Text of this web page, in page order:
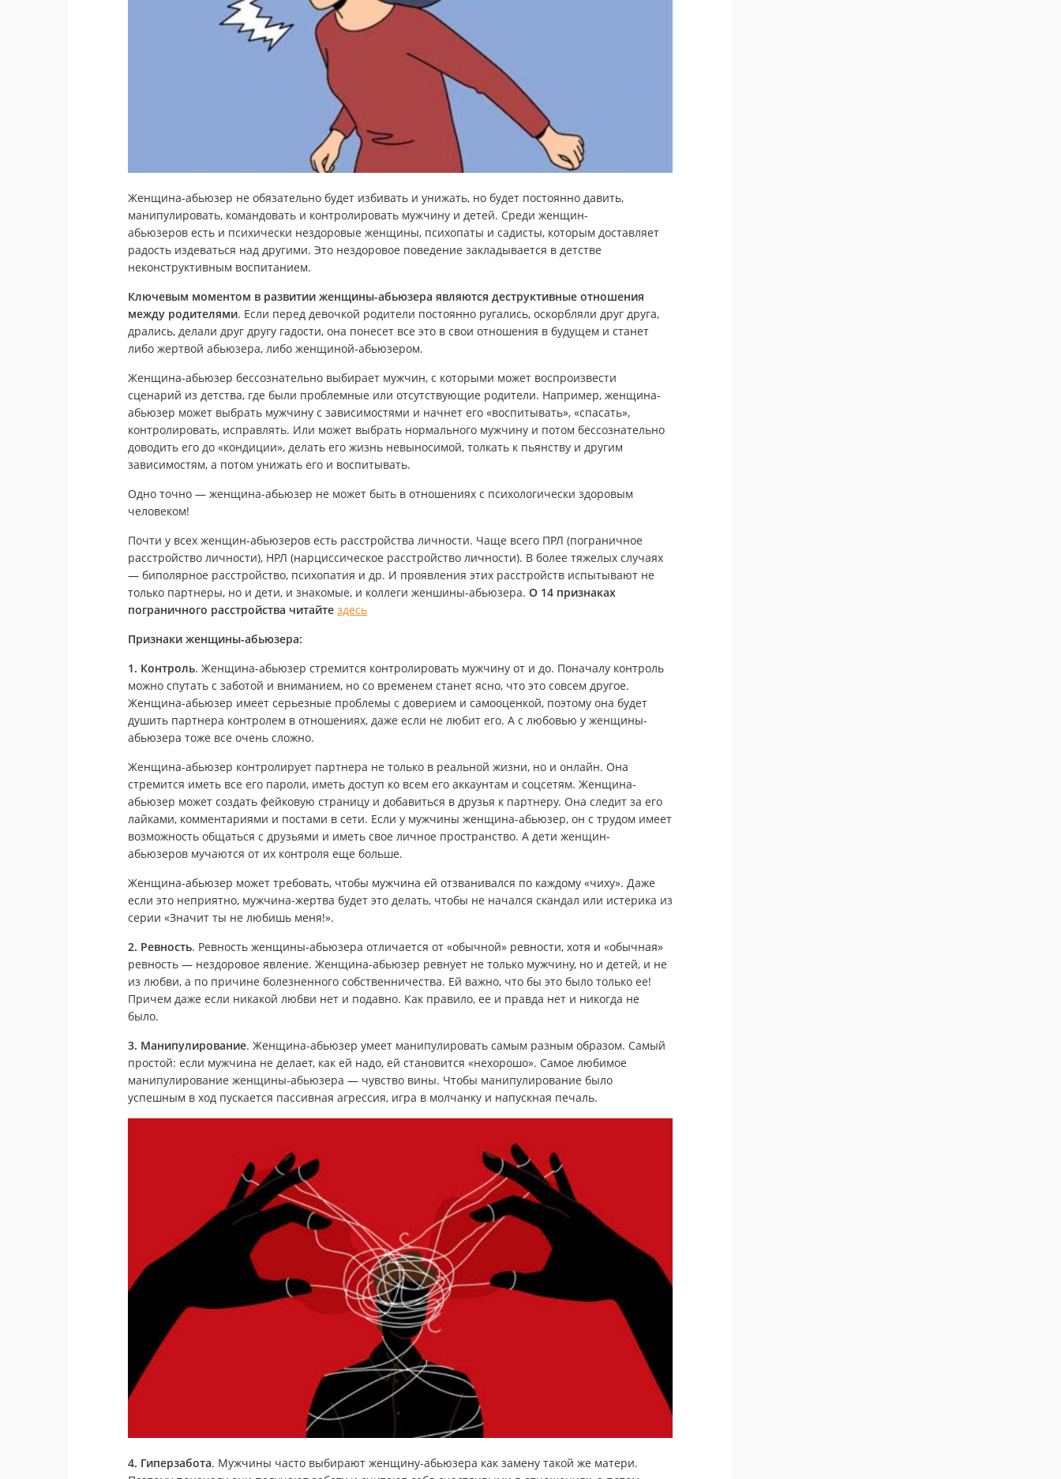
Женщина-абьюзер не обязательно будет избивать и унижать, но будет постоянно давить,
манипулировать, командовать и контролировать мужчину и детей. Среди женщин-
абьюзеров есть и психически нездоровые женщины, психопаты и садисты, которым доставляет
радость издеваться над другими. Это нездоровое поведение закладывается в детстве
неконструктивным воспитанием.
Ключевым моментом в развитии женщины-абьюзера являются деструктивные отношения
между родителями. Если перед девочкой родители постоянно ругались, оскорбляли друг друга,
дрались, делали друг другу гадости, она понесет все это в свои отношения в будущем и станет
либо жертвой абьюзера, либо женщиной-абьюзером.
Женщина-абьюзер бессознательно выбирает мужчин, с которыми может воспроизвести
сценарий из детства, где были проблемные или отсутствующие родители. Например, женщина-
абьюзер может выбрать мужчину с зависимостями и начнет его «воспитывать», «спасать»,
контролировать, исправлять. Или может выбрать нормального мужчину и потом бессознательно
доводить его до «кондиции», делать его жизнь невыносимой, толкать к пьянству и другим
зависимостям, а потом унижать его и воспитывать.
Одно точно — женщина-абьюзер не может быть в отношениях с психологически здоровым
человеком!
Почти у всех женщин-абьюзеров есть расстройства личности. Чаще всего ПРЛ (пограничное
расстройство личности), НРЛ (нарциссическое расстройство личности). В более тяжелых случаях
— биполярное расстройство, психопатия и др. И проявления этих расстройств испытывают не
только партнеры, но и дети, и знакомые, и коллеги женшины-абьюзера. О 14 признаках
пограничного расстройства читайте здесь
Признаки женщины-абьюзера:
1. Контроль. Женщина-абьюзер стремится контролировать мужчину от и до. Поначалу контроль
можно спутать с заботой и вниманием, но со временем станет ясно, что это совсем другое.
Женщина-абьюзер имеет серьезные проблемы с доверием и самооценкой, поэтому она будет
душить партнера контролем в отношениях, даже если не любит его. А с любовью у женщины-
абьюзера тоже все очень сложно.
Женщина-абьюзер контролирует партнера не только в реальной жизни, но и онлайн. Она
стремится иметь все его пароли, иметь доступ ко всем его аккаунтам и соцсетям. Женщина-
абьюзер может создать фейковую страницу и добавиться в друзья к партнеру. Она следит за его
лайками, комментариями и постами в сети. Если у мужчины женщина-абьюзер, он с трудом имеет
возможность общаться с друзьями и иметь свое личное пространство. А дети женщин-
абьюзеров мучаются от их контроля еще больше.
Женщина-абьюзер может требовать, чтобы мужчина ей отзванивался по каждому «чиху». Даже
если это неприятно, мужчина-жертва будет это делать, чтобы не начался скандал или истерика из
серии «Значит ты не любишь меня!».
2. Ревность. Ревность женщины-абьюзера отличается от «обычной» ревности, хотя и «обычная»
ревность — нездоровое явление. Женщина-абьюзер ревнует не только мужчину, но и детей, и не
из любви, а по причине болезненного собственничества. Ей важно, что бы это было только ее!
Причем даже если никакой любви нет и подавно. Как правило, ее и правда нет и никогда не
было.
3. Манипулирование. Женщина-абьюзер умеет манипулировать самым разным образом. Самый
простой: если мужчина не делает, как ей надо, ей становится «нехорошо». Самое любимое
манипулирование женщины-абьюзера — чувство вины. Чтобы манипулирование было
успешным в ход пускается пассивная агрессия, игра в молчанку и напускная печаль.
4. Гиперзабота. Мужчины часто выбирают женщину-абьюзера как замену такой же матери.